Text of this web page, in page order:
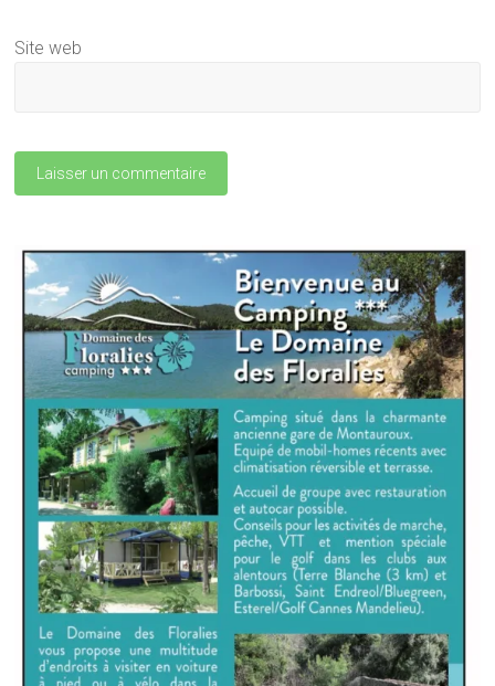
Site web